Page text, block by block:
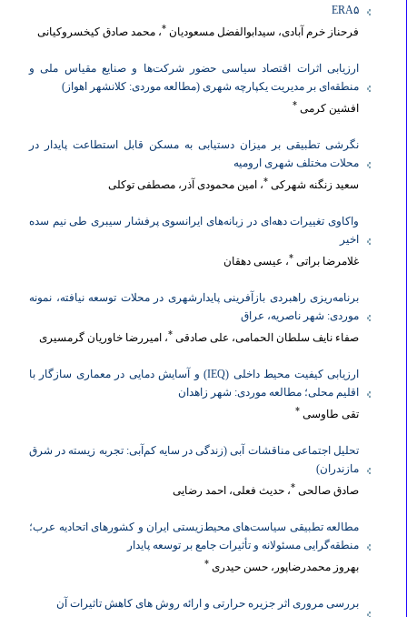
ERA۵
فرحناز خرم آبادی، سیدابوالفضل مسعودیان ، محمد صادق کیخسروکیانی
ارزیابی اثرات اقتصاد سیاسی حضور شرکت‌ها و صنایع مقیاس ملی و
منطقه‌ای بر مدیریت یکپارچه شهری (مطالعه موردی: کلانشهر اهواز)
افشین کرمی
نگرشی تطبیقی بر میزان دستیابی به مسکن قابل استطاعت پایدار در
محلات مختلف شهری ارومیه
سعید زنگنه شهرکی
، امین محمودی آذر، مصطفی توکلی
واکاوی تغییرات دهه‌ای در زبانه‌‌های ایرانسوی پرفشار سیبری طی نیم سده
اخیر
غلامرضا براتی
، عیسی دهقان
برنامه‌ریزی راهبردی بازآفرینی پایدارشهری در محلات توسعه نیافته، نمونه
موردی: شهر ناصریه، عراق
صفاء نایف سلطان الحمامی، علی صادقی
، امیررضا خاوریان گرمسیری
ارزیابی کیفیت محیط داخلی (IEQ) و آسایش دمایی در معماری سازگار با
اقلیم محلی؛ مطالعه موردی: شهر زاهدان
تقی طاوسی
تحلیل اجتماعی مناقشات آبی (زندگی در سایه کم‌آبی: تجربه زیسته در شرق
مازندران)
صادق صالحی
، حدیث فعلی، احمد رضایی
مطالعه تطبیقی سیاست‌های محیط‌زیستی ایران و کشورهای اتحادیه عرب؛
منطقه‌گرایی مسئولانه و تأثیرات جامع بر توسعه پایدار
بهروز محمدرضاپور، حسن حیدری
بررسی مروری اثر جزیره حرارتی و ارائه روش های کاهش تاثیرات آن